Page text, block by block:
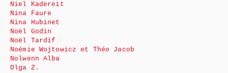
Niel Kadereit
Nina Faure
Nina Hubinet
Noël Godin
Noël Tardif
Noémie Wojtowicz et Théo Jacob
Nolwenn Alba
Olga Z.